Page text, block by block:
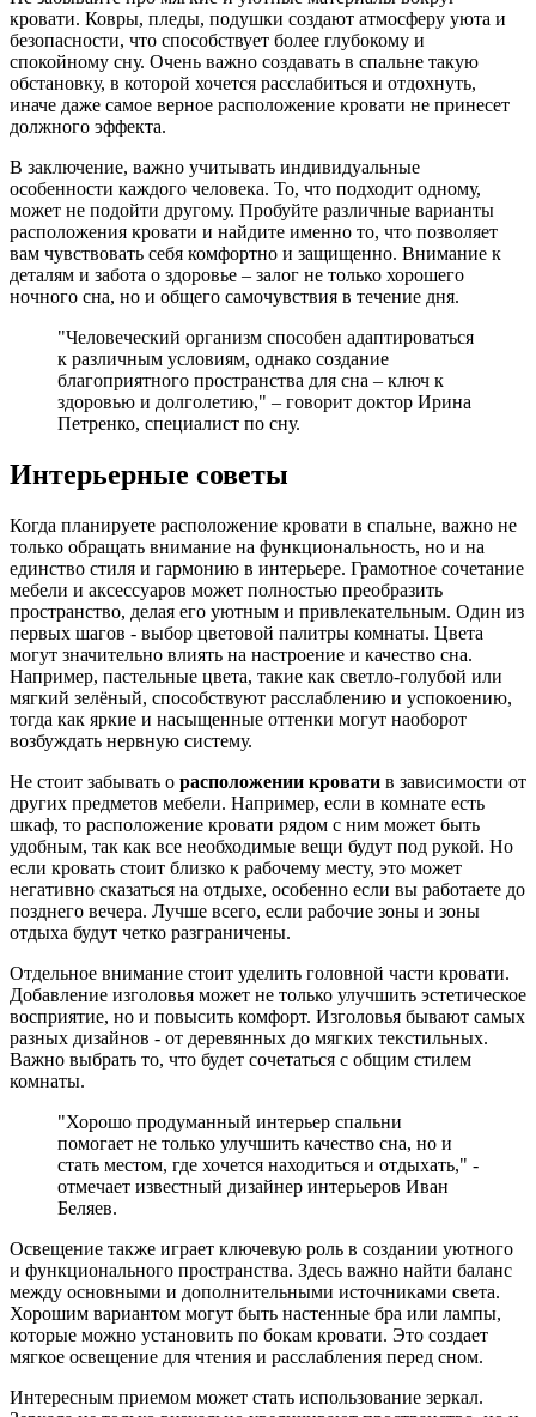
кровати. Ковры, пледы, подушки создают атмосферу уюта и
безопасности, что способствует более глубокому и
спокойному сну. Очень важно создавать в спальне такую
обстановку, в которой хочется расслабиться и отдохнуть,
иначе даже самое верное расположение кровати не принесет
должного эффекта.
В заключение, важно учитывать индивидуальные
особенности каждого человека. То, что подходит одному,
может не подойти другому. Пробуйте различные варианты
расположения кровати и найдите именно то, что позволяет
вам чувствовать себя комфортно и защищенно. Внимание к
деталям и забота о здоровье – залог не только хорошего
ночного сна, но и общего самочувствия в течение дня.
"Человеческий организм способен адаптироваться
к различным условиям, однако создание
благоприятного пространства для сна – ключ к
здоровью и долголетию," – говорит доктор Ирина
Петренко, специалист по сну.
Интерьерные советы
Когда планируете расположение кровати в спальне, важно не
только обращать внимание на функциональность, но и на
единство стиля и гармонию в интерьере. Грамотное сочетание
мебели и аксессуаров может полностью преобразить
пространство, делая его уютным и привлекательным. Один из
первых шагов - выбор цветовой палитры комнаты. Цвета
могут значительно влиять на настроение и качество сна.
Например, пастельные цвета, такие как светло-голубой или
мягкий зелёный, способствуют расслаблению и успокоению,
тогда как яркие и насыщенные оттенки могут наоборот
возбуждать нервную систему.
Не стоит забывать о расположении кровати в зависимости от
других предметов мебели. Например, если в комнате есть
шкаф, то расположение кровати рядом с ним может быть
удобным, так как все необходимые вещи будут под рукой. Но
если кровать стоит близко к рабочему месту, это может
негативно сказаться на отдыхе, особенно если вы работаете до
позднего вечера. Лучше всего, если рабочие зоны и зоны
отдыха будут четко разграничены.
Отдельное внимание стоит уделить головной части кровати.
Добавление изголовья может не только улучшить эстетическое
восприятие, но и повысить комфорт. Изголовья бывают самых
разных дизайнов - от деревянных до мягких текстильных.
Важно выбрать то, что будет сочетаться с общим стилем
комнаты.
"Хорошо продуманный интерьер спальни
помогает не только улучшить качество сна, но и
стать местом, где хочется находиться и отдыхать," -
отмечает известный дизайнер интерьеров Иван
Беляев.
Освещение также играет ключевую роль в создании уютного
и функционального пространства. Здесь важно найти баланс
между основными и дополнительными источниками света.
Хорошим вариантом могут быть настенные бра или лампы,
которые можно установить по бокам кровати. Это создает
мягкое освещение для чтения и расслабления перед сном.
Интересным приемом может стать использование зеркал.